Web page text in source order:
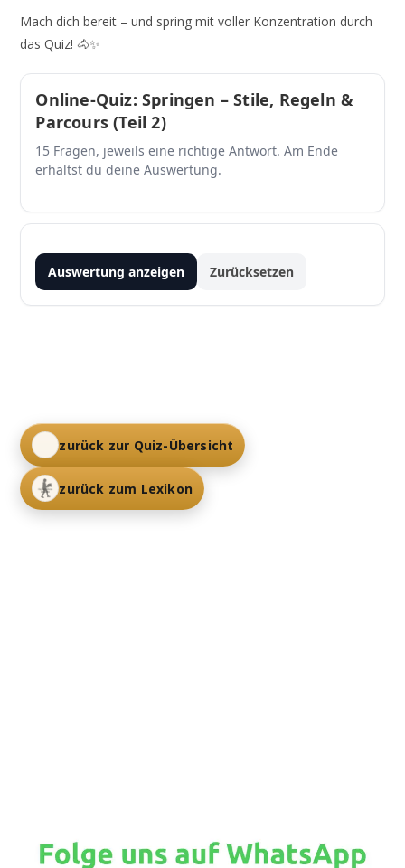
Mach dich bereit – und spring mit voller Konzentration durch
das Quiz! 🐴✨
Online-Quiz: Springen – Stile, Regeln &
Parcours (Teil 2)
15 Fragen, jeweils eine richtige Antwort. Am Ende
erhältst du deine Auswertung.
Auswertung anzeigen Zurücksetzen
zurück zur Quiz-Übersicht
zurück zum Lexikon